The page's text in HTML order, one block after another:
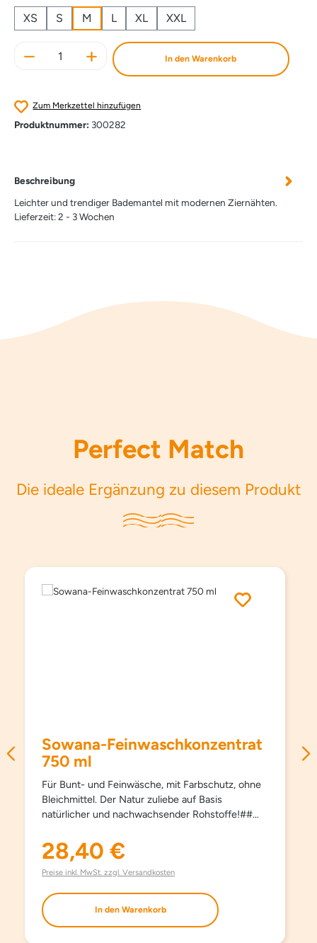
XS
S M L XL XXL
Produkt Anzahl: Gib den gewünschten
In den Warenkorb
Zum Merkzettel hinzufügen
Produktnummer: 300282
Beschreibung
Leichter und trendiger Bademantel mit modernen Ziernähten.
Lieferzeit: 2 - 3 Wochen
Perfect Match
Die ideale Ergänzung zu diesem Produkt
Sowana-Feinwaschkonzentrat
750 ml
Für Bunt- und Feinwäsche, mit Farbschutz, ohne
Bleichmittel. Der Natur zuliebe auf Basis
natürlicher und nachwachsender Rohstoffe!##
schonend und sanft, schon ab 15°C und hält
Kleidungsstücke länger schön. Kein Weichspüler
erforderlich, besonders bügelleicht. Haut- und
auch bestens für die Handwäsche geeignet. Mit
modernsten waschaktiven Substanzen und
Regulärer Preis:
28,40 €
Preise inkl. MwSt. zzgl. Versandkosten
In den Warenkorb